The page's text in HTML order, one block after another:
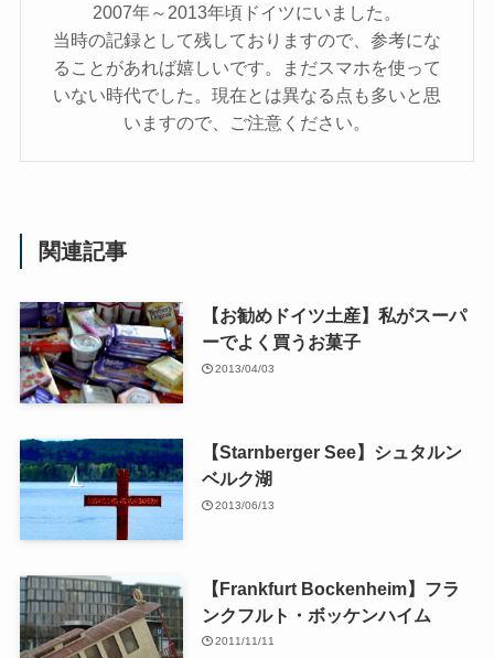
2007年～2013年頃ドイツにいました。
当時の記録として残しておりますので、参考にな
ることがあれば嬉しいです。まだスマホを使って
いない時代でした。現在とは異なる点も多いと思
いますので、ご注意ください。
関連記事
【お勧めドイツ土産】私がスーパ
ーでよく買うお菓子
2013/04/03
【Starnberger See】シュタルン
ベルク湖
2013/06/13
【Frankfurt Bockenheim】フラ
ンクフルト・ボッケンハイム
2011/11/11